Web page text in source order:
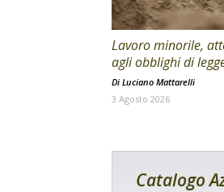
Lavoro minorile,
agli obblighi di
Di Luciano Mattarelli
3 Agosto 2026
Catalogo